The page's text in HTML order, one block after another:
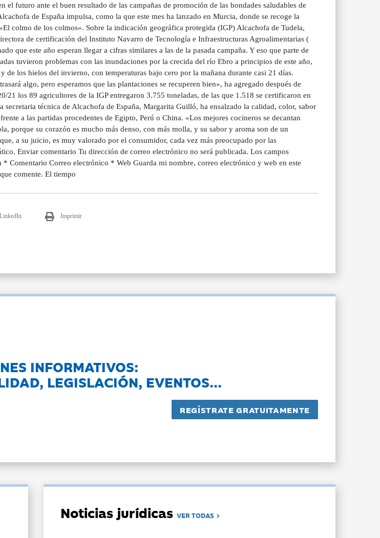
el futuro ante el buen resultado de las campañas de promoción de las bondades saludables de
de España impulsa, como la que este mes ha lanzado en Murcia, donde se recoge la
colmo de los colmos». Sobre la indicación geográfica protegida (IGP) Alcachofa de Tudela,
de certificación del Instituto Navarro de Tecnología e Infraestructuras Agroalimentarias (
que este año esperan llegar a cifras similares a las de la pasada campaña. Y eso que parte de
tuvieron problemas con las inundaciones por la crecida del río Ebro a principios de este año,
de los hielos del invierno, con temperaturas bajo cero por la mañana durante casi 21 días.
algo, pero esperamos que las plantaciones se recuperen bien», ha agregado después de
21 los 89 agricultores de la IGP entregaron 3.755 toneladas, de las que 1.518 se certificaron en
secretaria técnica de Alcachofa de España, Margarita Guilló, ha ensalzado la calidad, color, sabor
a las partidas procedentes de Egipto, Perú o China. «Los mejores cocineros se decantan
porque su corazón es mucho más denso, con más molla, y su sabor y aroma son de un
a su juicio, es muy valorado por el consumidor, cada vez más preocupado por las
Enviar comentario Tu dirección de correo electrónico no será publicada. Los campos
* Comentario Correo electrónico * Web Guarda mi nombre, correo electrónico y web en este
comente. El tiempo
Imprimir
INFORMATIVOS:
LEGISLACIÓN, EVENTOS...
Noticias jurídicasVER TODAS